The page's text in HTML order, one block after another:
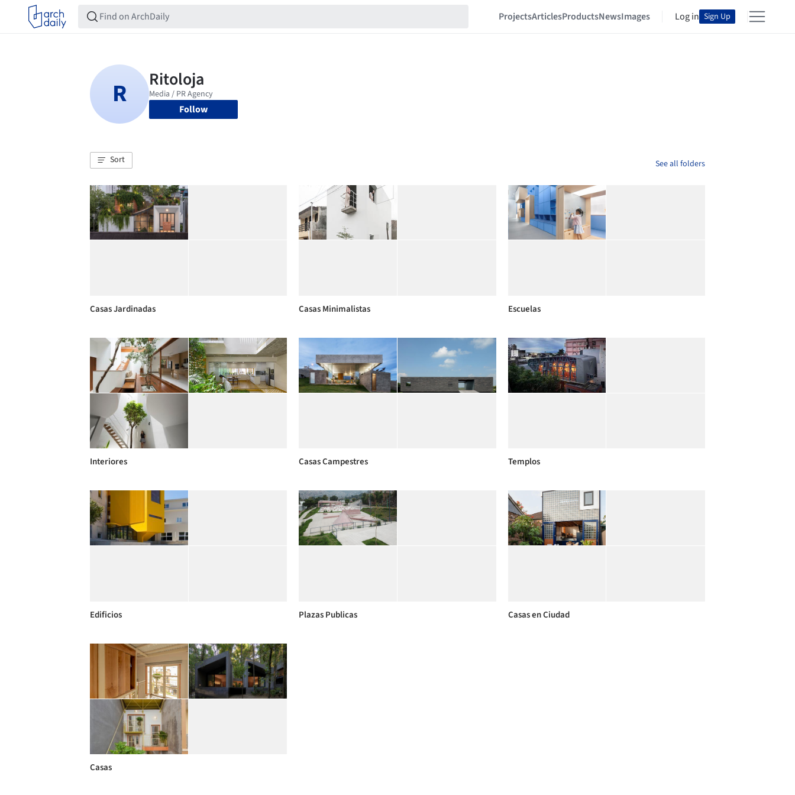
ProjectsArticlesProductsNewsImages Log in Sign Up
Follow
Sort See all folders
Casas Jardinadas Casas Minimalistas Escuelas
Interiores Casas Campestres Templos
Edificios Plazas Publicas Casas en Ciudad
Casas